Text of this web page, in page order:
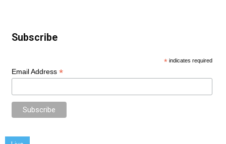
Subscribe
* indicates required
Email Address *